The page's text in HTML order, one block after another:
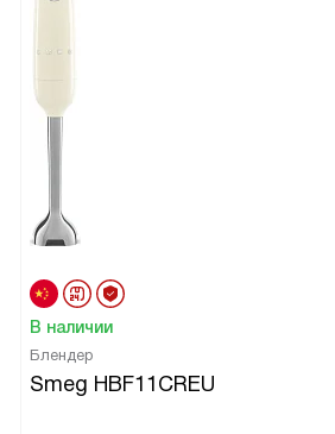
В наличии
Блендер
Smeg HBF11CREU